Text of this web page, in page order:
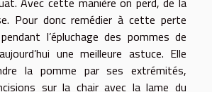
Pour donc remédier à cette perte
l’épluchage des pommes de
une meilleure astuce. Elle
la pomme par ses extrémités,
sur la chair avec la lame du